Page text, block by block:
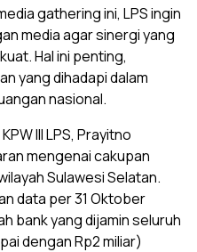
gathering ini, LPS ingin
media agar sinergi yang
Hal ini penting,
yang dihadapi dalam
nasional.
III LPS, Prayitno
mengenai cakupan
Sulawesi Selatan.
data per 31 Oktober
bank yang dijamin seluruh
dengan Rp2 miliar)